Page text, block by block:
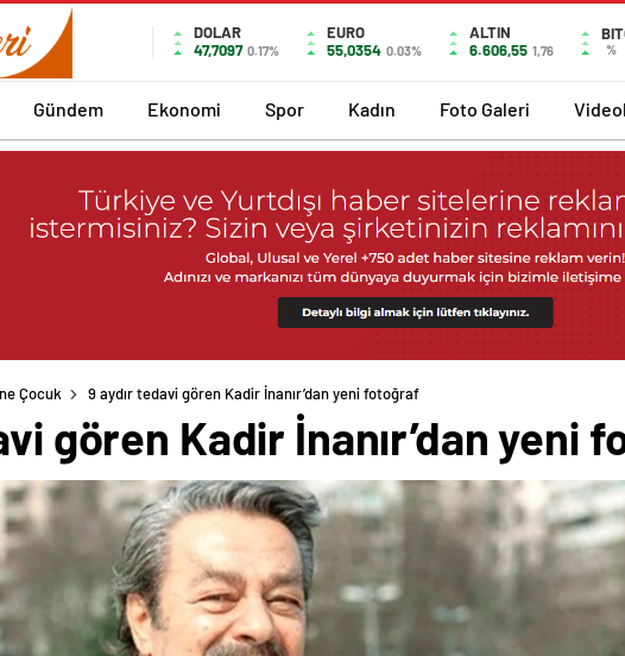
DOLAR
47,7097 0.17%
EURO
55,0354 0.03%
ALTIN
6.606,55 1,76 %
Gündem Ekonomi Spor Kadın Foto Galeri
Çocuk 9 aydır tedavi gören Kadir İnanır’dan yeni fotoğraf
gören Kadir İnanır’dan yeni